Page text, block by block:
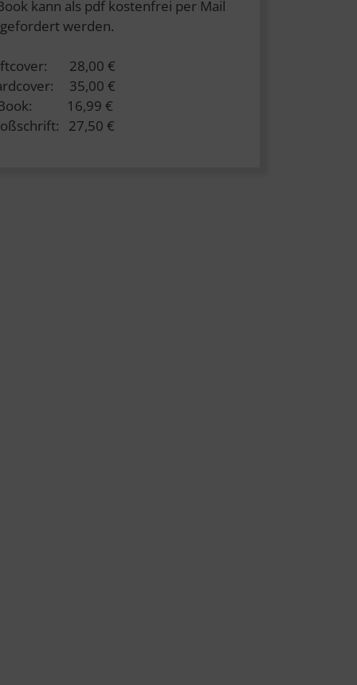
kann als pdf kostenfrei per Mail
werden.
28,00 €
35,00 €
16,99 €
27,50 €